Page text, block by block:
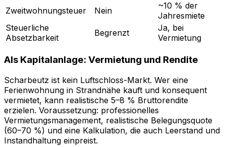
Zweitwohnungsteuer
Nein
~10 % der
Jahresmiete
Steuerliche
Absetzbarkeit
Begrenzt
Ja, bei
Vermietung
Als Kapitalanlage: Vermietung und Rendite
Scharbeutz ist kein Luftschloss-Markt. Wer eine
Ferienwohnung in Strandnähe kauft und konsequent
vermietet, kann realistische 5–8 % Bruttorendite
erzielen. Voraussetzung: professionelles
Vermietungsmanagement, realistische Belegungsquote
(60–70 %) und eine Kalkulation, die auch Leerstand und
Instandhaltung einpreist.